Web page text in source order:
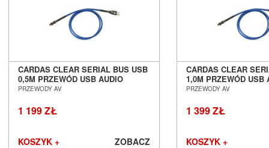
CARDAS CLEAR SERIAL BUS USB
0,5M PRZEWÓD USB AUDIO
SALON POZNAŃ WROCŁAW
PRZEWODY AV
1 199 ZŁ
KOSZYK + ZOBACZ
CARDAS CLEAR
1,0M PRZEWÓD USB
SALON POZNAŃ
PRZEWODY AV
1 399 ZŁ
KOSZYK +